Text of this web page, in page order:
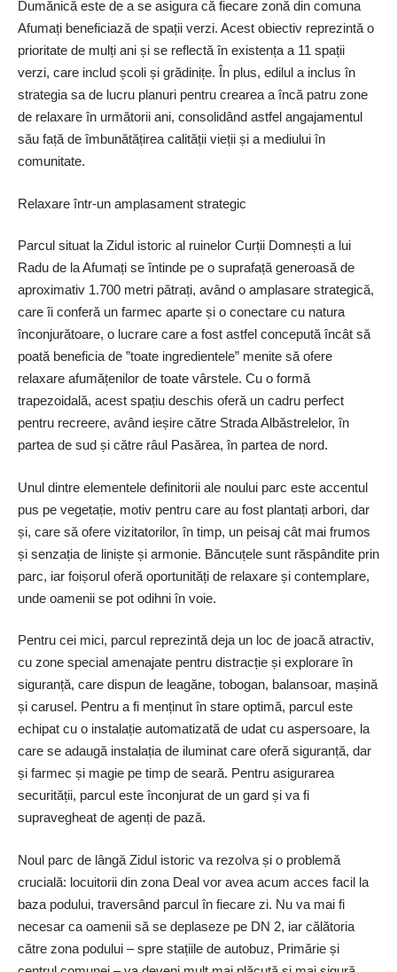
Dumănică este de a se asigura că fiecare zonă din comuna
Afumați beneficiază de spații verzi. Acest obiectiv reprezintă o
prioritate de mulți ani și se reflectă în existența a 11 spații
verzi, care includ școli și grădinițe. În plus, edilul a inclus în
strategia sa de lucru planuri pentru crearea a încă patru zone
de relaxare în următorii ani, consolidând astfel angajamentul
său față de îmbunătățirea calității vieții și a mediului în
comunitate.
Relaxare într-un amplasament strategic
Parcul situat la Zidul istoric al ruinelor Curții Domnești a lui
Radu de la Afumați se întinde pe o suprafață generoasă de
aproximativ 1.700 metri pătrați, având o amplasare strategică,
care îi conferă un farmec aparte și o conectare cu natura
înconjurătoare, o lucrare care a fost astfel concepută încât să
poată beneficia de ”toate ingredientele” menite să ofere
relaxare afumățenilor de toate vârstele. Cu o formă
trapezoidală, acest spațiu deschis oferă un cadru perfect
pentru recreere, având ieșire către Strada Albăstrelelor, în
partea de sud și către râul Pasărea, în partea de nord.
Unul dintre elementele definitorii ale noului parc este accentul
pus pe vegetație, motiv pentru care au fost plantați arbori, dar
și, care să ofere vizitatorilor, în timp, un peisaj cât mai frumos
și senzația de liniște și armonie. Băncuțele sunt răspândite prin
parc, iar foișorul oferă oportunități de relaxare și contemplare,
unde oamenii se pot odihni în voie.
Pentru cei mici, parcul reprezintă deja un loc de joacă atractiv,
cu zone special amenajate pentru distracție și explorare în
siguranță, care dispun de leagăne, tobogan, balansoar, mașină
și carusel. Pentru a fi menținut în stare optimă, parcul este
echipat cu o instalație automatizată de udat cu aspersoare, la
care se adaugă instalația de iluminat care oferă siguranță, dar
și farmec și magie pe timp de seară. Pentru asigurarea
securității, parcul este înconjurat de un gard și va fi
supravegheat de agenți de pază.
Noul parc de lângă Zidul istoric va rezolva și o problemă
crucială: locuitorii din zona Deal vor avea acum acces facil la
baza podului, traversând parcul în fiecare zi. Nu va mai fi
necesar ca oamenii să se deplaseze pe DN 2, iar călătoria
către zona podului – spre stațiile de autobuz, Primărie și